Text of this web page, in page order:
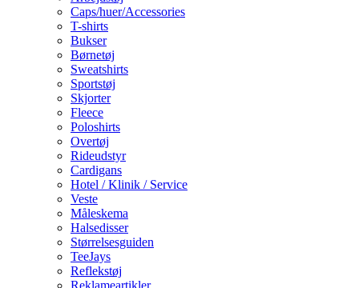
Caps/huer/Accessories
T-shirts
Bukser
Børnetøj
Sweatshirts
Sportstøj
Skjorter
Fleece
Poloshirts
Overtøj
Rideudstyr
Cardigans
Hotel / Klinik / Service
Veste
Måleskema
Halsedisser
Størrelsesguiden
TeeJays
Reflekstøj
Reklameartikler